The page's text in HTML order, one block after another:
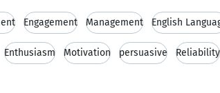
Engagement Management English
Enthusiasm Motivation persuasive Reliability